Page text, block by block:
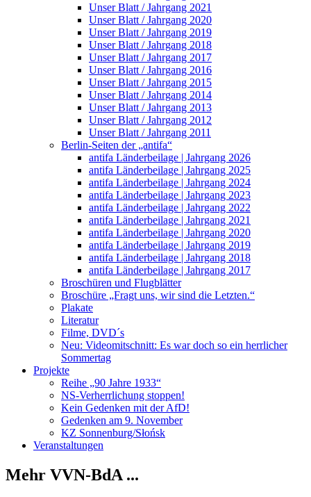
Unser Blatt / Jahrgang 2021
Unser Blatt / Jahrgang 2020
Unser Blatt / Jahrgang 2019
Unser Blatt / Jahrgang 2018
Unser Blatt / Jahrgang 2017
Unser Blatt / Jahrgang 2016
Unser Blatt / Jahrgang 2015
Unser Blatt / Jahrgang 2014
Unser Blatt / Jahrgang 2013
Unser Blatt / Jahrgang 2012
Unser Blatt / Jahrgang 2011
Berlin-Seiten der „antifa“
antifa Länderbeilage | Jahrgang 2026
antifa Länderbeilage | Jahrgang 2025
antifa Länderbeilage | Jahrgang 2024
antifa Länderbeilage | Jahrgang 2023
antifa Länderbeilage | Jahrgang 2022
antifa Länderbeilage | Jahrgang 2021
antifa Länderbeilage | Jahrgang 2020
antifa Länderbeilage | Jahrgang 2019
antifa Länderbeilage | Jahrgang 2018
antifa Länderbeilage | Jahrgang 2017
Broschüren und Flugblätter
Broschüre „Fragt uns, wir sind die Letzten.“
Plakate
Literatur
Filme, DVD´s
Neu: Videomitschnitt: Es war doch so ein herrlicher
Sommertag
Projekte
Reihe „90 Jahre 1933“
NS-Verherrlichung stoppen!
Kein Gedenken mit der AfD!
Gedenken am 9. November
KZ Sonnenburg/Słońsk
Veranstaltungen
Mehr VVN-BdA ...